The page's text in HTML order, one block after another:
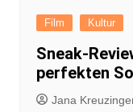
Film Kultur
Sneak-
perfekten
Jana